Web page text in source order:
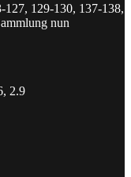
127, 129-130, 137-138,
nun
2.9